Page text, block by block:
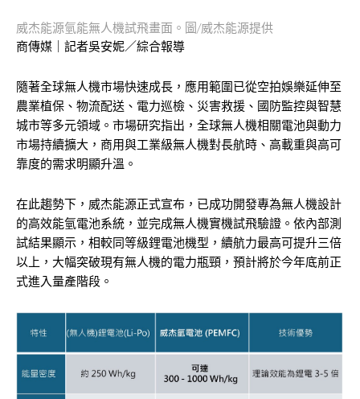
威杰能源氫能無人機試飛畫面。圖/威杰能源提供
商傳媒｜記者吳安妮／綜合報導
隨著全球無人機市場快速成長，應用範圍已從空拍娛樂延伸至
農業植保、物流配送、電力巡檢、災害救援、國防監控與智慧
城市等多元領域。市場研究指出，全球無人機相關電池與動力
市場持續擴大，商用與工業級無人機對長航時、高載重與高可
靠度的需求明顯升溫。
在此趨勢下，威杰能源正式宣布，已成功開發專為無人機設計
的高效能氫電池系統，並完成無人機實機試飛驗證。依內部測
試結果顯示，相較同等級鋰電池機型，續航力最高可提升三倍
以上，大幅突破現有無人機的電力瓶頸，預計將於今年底前正
式進入量產階段。